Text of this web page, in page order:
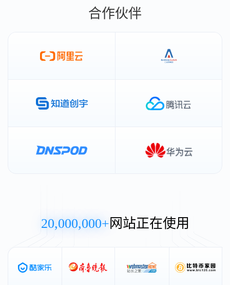
合作伙伴
20,000,000+网站正在使用